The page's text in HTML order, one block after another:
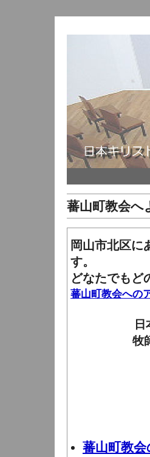
蕃山町教会へ
岡山市北区に
す。
どなたでもど
蕃山町教会への
牧
【 サ イ
蕃山町教